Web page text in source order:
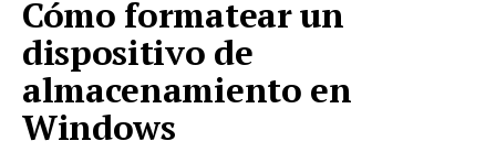
Cómo formatear un
dispositivo de
almacenamiento en
Windows